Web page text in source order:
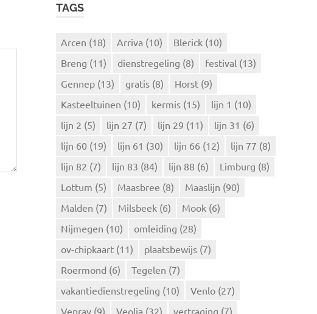
e
TAGS
Arcen (18) Arriva (10) Blerick (10)
Breng (11) dienstregeling (8) festival (13)
Gennep (13) gratis (8) Horst (9)
Kasteeltuinen (10) kermis (15) lijn 1 (10)
lijn 2 (5) lijn 27 (7) lijn 29 (11) lijn 31 (6)
lijn 60 (19) lijn 61 (30) lijn 66 (12) lijn 77 (8)
lijn 82 (7) lijn 83 (84) lijn 88 (6) Limburg (8)
Lottum (5) Maasbree (8) Maaslijn (90)
Malden (7) Milsbeek (6) Mook (6)
Nijmegen (10) omleiding (28)
ov-chipkaart (11) plaatsbewijs (7)
Roermond (6) Tegelen (7)
vakantiedienstregeling (10) Venlo (27)
Venray (9) Veolia (32) vertraging (7)